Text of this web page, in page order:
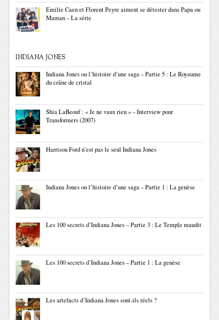
Emilie Caen et Florent Peyre aiment se détester dans Papa ou
Maman – La série
INDIANA JONES
Indiana Jones ou l’histoire d’une saga – Partie 5 : Le Royaume
du crâne de cristal
Shia LaBeouf : « Je ne vaux rien » – Interview pour
Transformers (2007)
Harrison Ford n’est pas le seul Indiana Jones
Indiana Jones ou l’histoire d’une saga – Partie 1 : La genèse
Les 100 secrets d’Indiana Jones – Partie 3 : Le Temple maudit
Les 100 secrets d’Indiana Jones – Partie 1 : La genèse
Les artefacts d’Indiana Jones sont-ils réels ?